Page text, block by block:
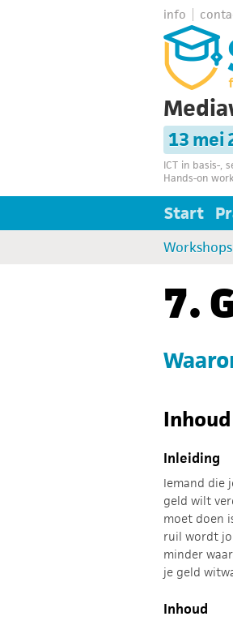
info
13 mei
ICT in basis-,
Hands-on
Start
Workshops
7.
Inhoud
Inleiding
Iemand die
geld wilt
moet doen
ruil wordt
minder
je geld
Inhoud